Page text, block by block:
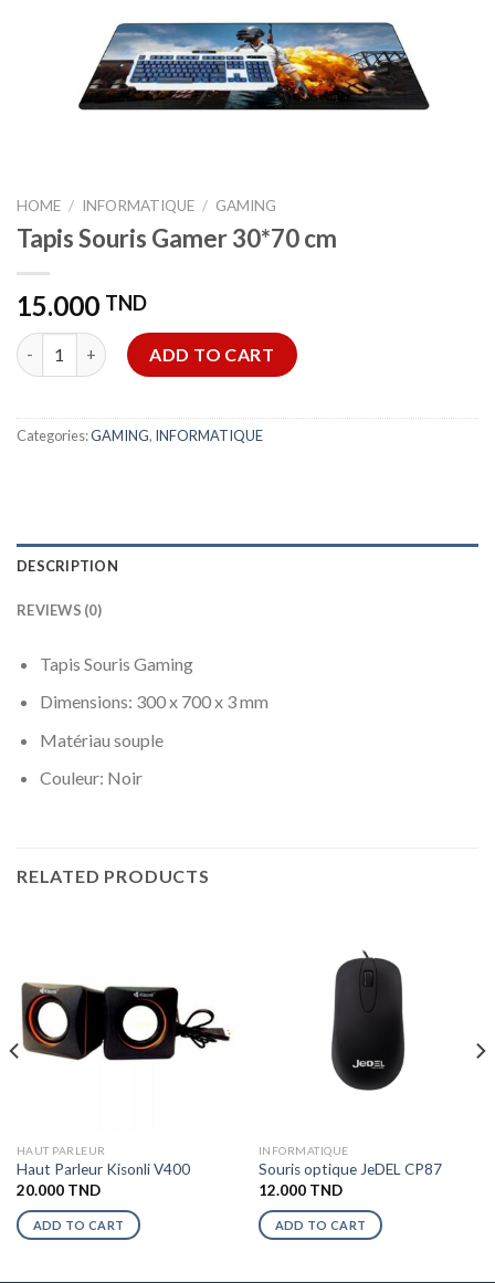
HOME / INFORMATIQUE / GAMING
Tapis Souris Gamer 30*70 cm
15.000 TND
Tapis Souris Gamer 30*70 cm quantity
ADD TO CART
Categories:GAMING, INFORMATIQUE
DESCRIPTION
REVIEWS (0)
Tapis Souris Gaming
Dimensions: 300 x 700 x 3 mm
Matériau souple
Couleur: Noir
RELATED PRODUCTS
HAUT PARLEUR
Haut Parleur Kisonli V400
20.000 TND
ADD TO CART
INFORMATIQUE
Souris optique JeDEL CP87
12.000 TND
ADD TO CART